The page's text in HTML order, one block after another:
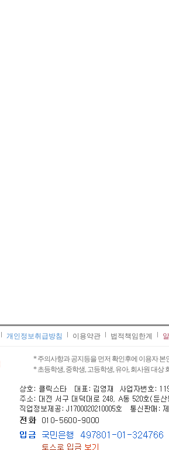
개인정보취급방침 이용약관 법적책임한계
* 주의사항과 공지등을 먼저 확인후에 이용자 본
* 초등학생, 중학생, 고등학생, 유아, 회사원 대상